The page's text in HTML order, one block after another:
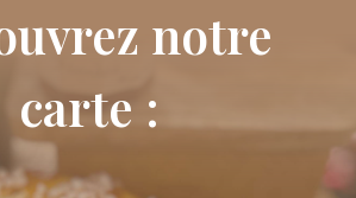
notre
carte :